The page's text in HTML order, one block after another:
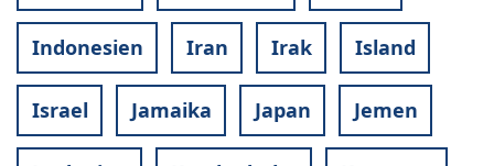
Indonesien Iran Irak Island
Israel Jamaika Japan Jemen